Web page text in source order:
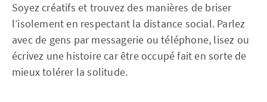
Soyez créatifs et trouvez des manières de briser
l’isolement en respectant la distance social. Parlez
avec de gens par messagerie ou téléphone, lisez ou
écrivez une histoire car être occupé fait en sorte de
mieux tolérer la solitude.